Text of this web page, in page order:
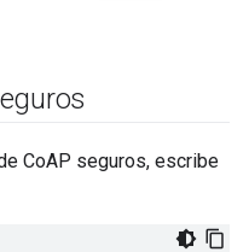
CoAP seguros, escribe